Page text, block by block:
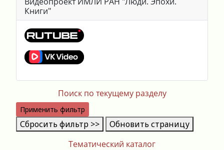
Тематический каталог
Книги"
Поиск по текущему разделу
Применить фильтр
Сбросить фильтр >> Обновить страницу